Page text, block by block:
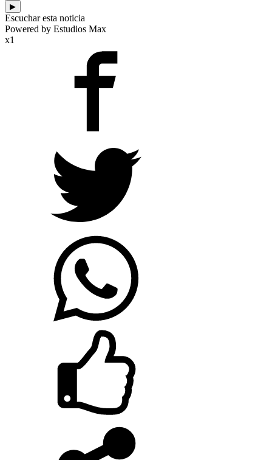
▶
Escuchar esta noticia
Powered by Estudios Max
x1